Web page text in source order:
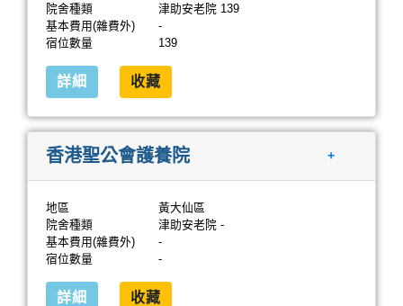
院舍種類
津助安老院 139
基本費用(雜費外)
-
宿位數量
139
詳細 收藏
香港聖公會護養院 +
地區
黃大仙區
院舍種類
津助安老院 -
基本費用(雜費外)
-
宿位數量
-
詳細 收藏